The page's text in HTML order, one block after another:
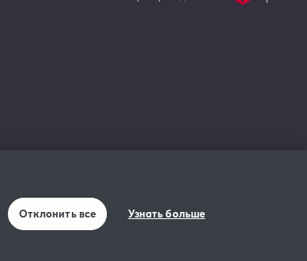
IQOS
IQOS страницы социальных сетей: Правила Участия
Уведомление в соответствии с Законом EC о данных
Отклонить все Узнать больше